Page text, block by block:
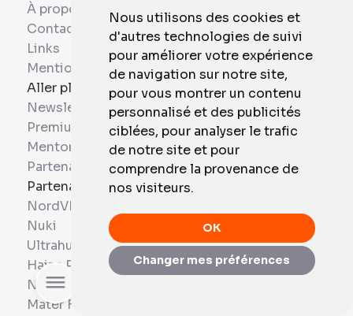
Nous utilisons des cookies et
d'autres technologies de suivi
pour améliorer votre expérience
de navigation sur notre site,
pour vous montrer un contenu
personnalisé et des publicités
ciblées, pour analyser le trafic
de notre site et pour
comprendre la provenance de
nos visiteurs.
OK
Changer mes préférences
À propos
Contact
Links
Mentions légales
Aller plus loin
Newsletter
Premium
Mentorat
Partenaires
Partenaires
NordVPN
Nuki
Ultrahuman
Haize Project
Next Mobiles
Mater France